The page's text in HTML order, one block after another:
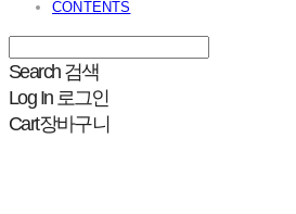
CONTENTS
Search 검색
Log In 로그인
Cart장바구니